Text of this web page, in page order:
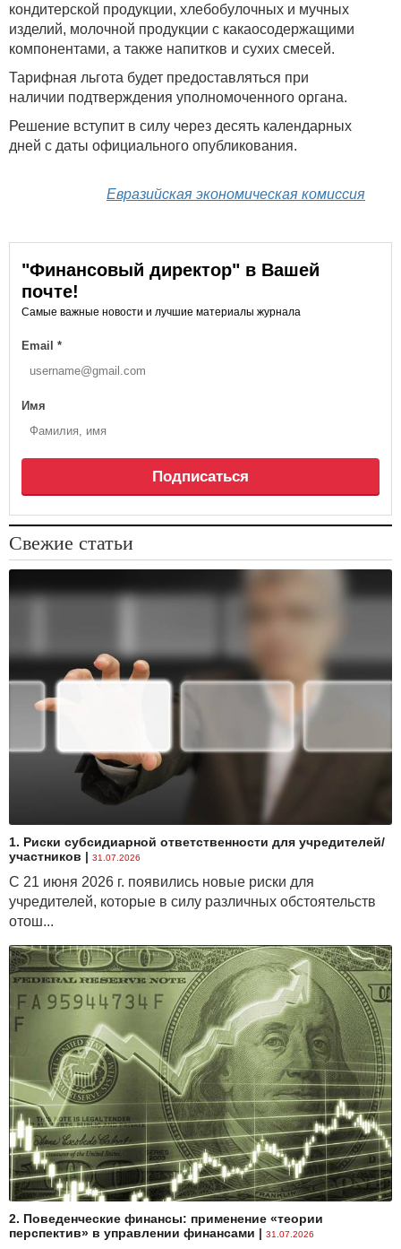
кондитерской продукции, хлебобулочных и мучных
изделий, молочной продукции с какаосодержащими
компонентами, а также напитков и сухих смесей.
Тарифная льгота будет предоставляться при
наличии подтверждения уполномоченного органа.
Решение вступит в силу через десять календарных
дней с даты официального опубликования.
Евразийская экономическая комиссия
"Финансовый директор" в Вашей
почте!
Самые важные новости и лучшие материалы журнала
Email *
Имя
Подписаться
Свежие статьи
1. Риски субсидиарной ответственности для учредителей/
участников | 31.07.2026
С 21 июня 2026 г. появились новые риски для
учредителей, которые в силу различных обстоятельств
отош...
2. Поведенческие финансы: применение «теории
перспектив» в управлении финансами | 31.07.2026